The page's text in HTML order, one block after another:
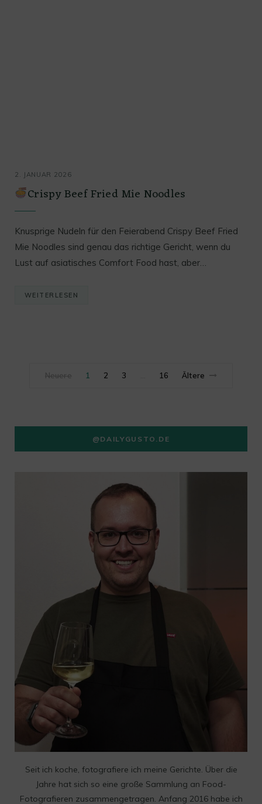
2. JANUAR 2026
Crispy Beef Fried Mie Noodles
Knusprige Nudeln für den Feierabend Crispy Beef Fried
Mie Noodles sind genau das richtige Gericht, wenn du
Lust auf asiatisches Comfort Food hast, aber…
WEITERLESEN
1 2 3 16 Ältere
@DAILYGUSTO.DE
Seit ich koche, fotografiere ich meine Gerichte. Über die
Jahre hat sich so eine große Sammlung an Food-
Fotografieren zusammengetragen. Anfang 2016 habe ich